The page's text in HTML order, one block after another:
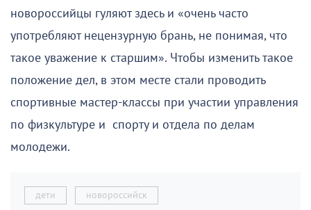
новороссийцы гуляют здесь и «очень часто
употребляют нецензурную брань, не понимая, что
такое уважение к старшим». Чтобы изменить такое
положение дел, в этом месте стали проводить
спортивные мастер-классы при участии управления
по физкультуре и спорту и отдела по делам
молодежи.
дети новороссийск